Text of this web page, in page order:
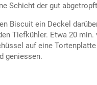
Schicht der gut
Biscuit ein Deckel
Tiefkühler. Etwa 20 min.
auf eine
geniessen.